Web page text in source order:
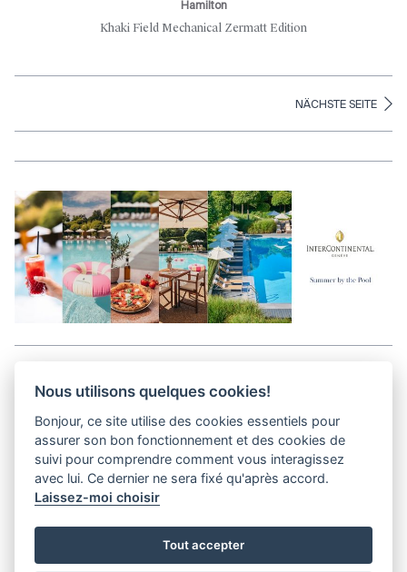
Hamilton
Khaki Field Mechanical Zermatt Edition
NÄCHSTE SEITE
Media Kit
Kontakt
Datenschutz-Bestimmungen
Pl. de la Palud 23
Tel : +41 (21) 312 41 41
Nous utilisons quelques cookies!
Bonjour, ce site utilise des cookies essentiels pour
assurer son bon fonctionnement et des cookies de
suivi pour comprendre comment vous interagissez
avec lui. Ce dernier ne sera fixé qu'après accord.
Laissez-moi choisir
Tout accepter